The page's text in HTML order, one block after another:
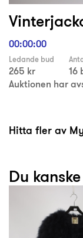
00:00:00
Ledande bud
265 kr 16
Auktionen har
Hitta fler av
Du